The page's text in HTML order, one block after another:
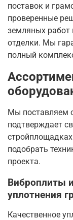
поставок и
проверенные
земляных работ
отделки. Мы
полный
Мы поставляем
подтверждает
подобрать
проекта.
Виброплиты
уплотнения
Качественное